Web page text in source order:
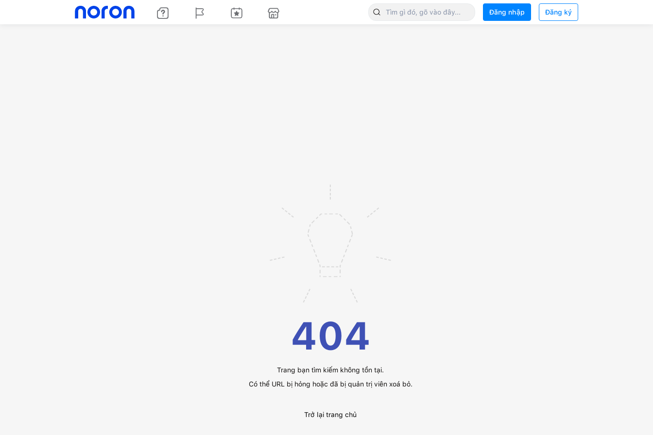
Đăng nhập Đăng ký
404
Trang bạn tìm kiếm không tồn tại.
Có thể URL bị hỏng hoặc đã bị quản trị viên xoá bỏ.
Trở lại trang chủ